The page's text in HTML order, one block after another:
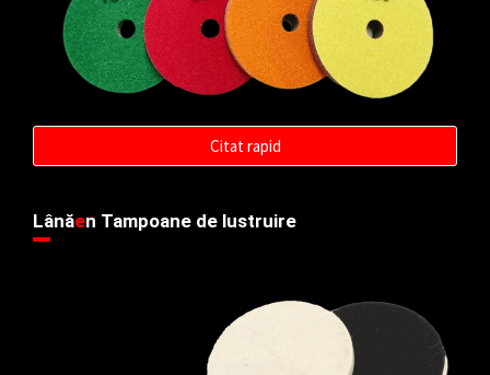
Citat rapid
Lânăen Tampoane de lustruire